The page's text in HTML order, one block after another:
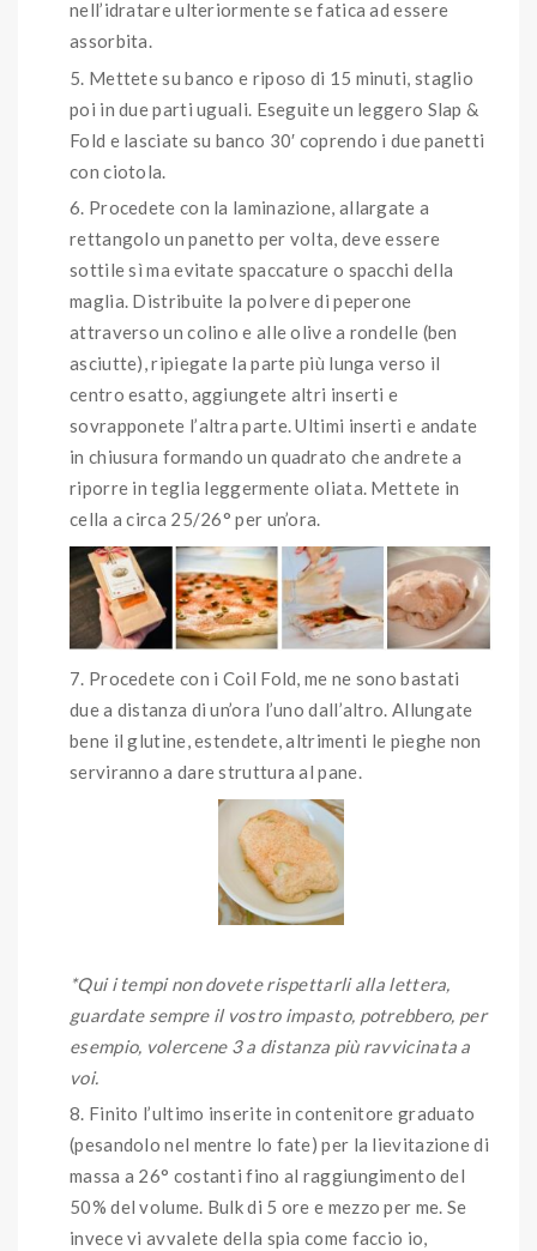
nell’idratare ulteriormente se fatica ad essere
assorbita.
Mettete su banco e riposo di 15 minuti, staglio
poi in due parti uguali. Eseguite un leggero Slap &
Fold e lasciate su banco 30′ coprendo i due panetti
con ciotola.
Procedete con la laminazione, allargate a
rettangolo un panetto per volta, deve essere
sottile sì ma evitate spaccature o spacchi della
maglia. Distribuite la polvere di peperone
attraverso un colino e alle olive a rondelle (ben
asciutte), ripiegate la parte più lunga verso il
centro esatto, aggiungete altri inserti e
sovrapponete l’altra parte. Ultimi inserti e andate
in chiusura formando un quadrato che andrete a
riporre in teglia leggermente oliata. Mettete in
cella a circa 25/26° per un’ora.
Procedete con i Coil Fold, me ne sono bastati
due a distanza di un’ora l’uno dall’altro. Allungate
bene il glutine, estendete, altrimenti le pieghe non
serviranno a dare struttura al pane.
*Qui i tempi non dovete rispettarli alla lettera,
guardate sempre il vostro impasto, potrebbero, per
esempio, volercene 3 a distanza più ravvicinata a
voi.
Finito l’ultimo inserite in contenitore graduato
(pesandolo nel mentre lo fate) per la lievitazione di
massa a 26° costanti fino al raggiungimento del
50% del volume. Bulk di 5 ore e mezzo per me. Se
invece vi avvalete della spia come faccio io,